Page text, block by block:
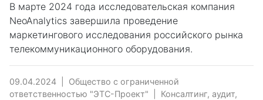
В марте 2024 года исследовательская компания
NeoAnalytics завершила проведение
маркетингового исследования российского рынка
телекоммуникационного оборудования.
09.04.2024
Общество с ограниченной
ответственностью "ЭТС-Проект"
Консалтинг, аудит,